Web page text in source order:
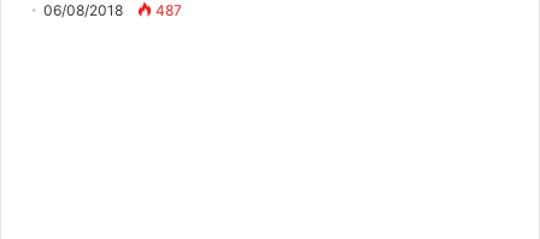
06/08/2018 487